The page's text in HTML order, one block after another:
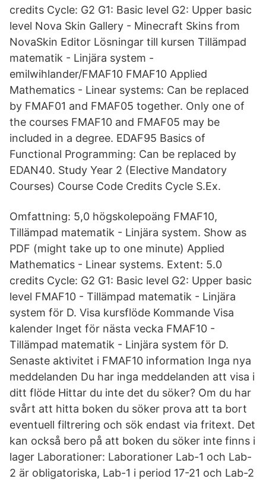
credits Cycle: G2 G1: Basic level G2: Upper basic
level Nova Skin Gallery - Minecraft Skins from
NovaSkin Editor Lösningar till kursen Tillämpad
matematik - Linjära system -
emilwihlander/FMAF10 FMAF10 Applied
Mathematics - Linear systems: Can be replaced
by FMAF01 and FMAF05 together. Only one of
the courses FMAF10 and FMAF05 may be
included in a degree. EDAF95 Basics of
Functional Programming: Can be replaced by
EDAN40. Study Year 2 (Elective Mandatory
Courses) Course Code Credits Cycle S.Ex.
Omfattning: 5,0 högskolepoäng FMAF10,
Tillämpad matematik - Linjära system. Show as
PDF (might take up to one minute) Applied
Mathematics - Linear systems. Extent: 5.0
credits Cycle: G2 G1: Basic level G2: Upper basic
level FMAF10 - Tillämpad matematik - Linjära
system för D. Visa kursflöde Kommande Visa
kalender Inget för nästa vecka FMAF10 -
Tillämpad matematik - Linjära system för D.
Senaste aktivitet i FMAF10 information Inga nya
meddelanden Du har inga meddelanden att visa i
ditt flöde Hittar du inte det du söker? Om du har
svårt att hitta boken du söker prova att ta bort
eventuell filtrering och sök endast via fritext. Det
kan också bero på att boken du söker inte finns i
lager Laborationer: Laborationer Lab-1 och Lab-
2 är obligatoriska, Lab-1 i period 17-21 och Lab-2